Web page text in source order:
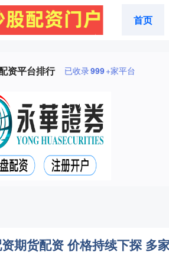
首页
资平台排行 已收录999+家平台
期货配资 价格持续下探 多